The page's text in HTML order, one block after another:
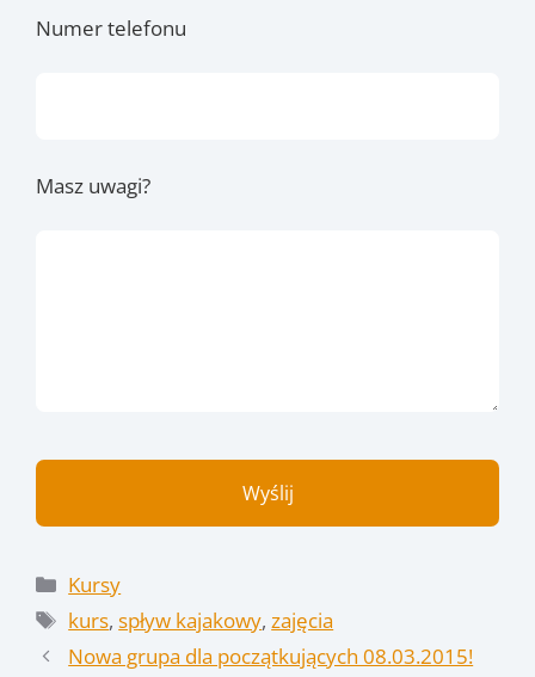
Numer telefonu
Masz uwagi?
Kategorie
Kursy
Tagi
kurs,spływ kajakowy,zajęcia
Nowa grupa dla początkujących 08.03.2015!